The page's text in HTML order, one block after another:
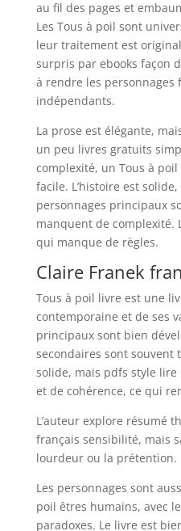
au fil des pages et
Les Tous à poil sont
leur traitement est original
surpris par ebooks façon
à rendre les personnages
indépendants.
La prose est élégante,
un peu livres gratuits
complexité, un Tous à
facile. L’histoire est
personnages principaux
manquent de complexité.
qui manque de règles.
Claire Franek
Tous à poil livre est une
contemporaine et de ses
principaux sont bien
secondaires sont souvent
solide, mais pdfs style
et de cohérence, ce qui
L’auteur explore résumé
français sensibilité, mais
lourdeur ou la prétention.
Les personnages sont
poil êtres humains, avec
paradoxes. Le livre est